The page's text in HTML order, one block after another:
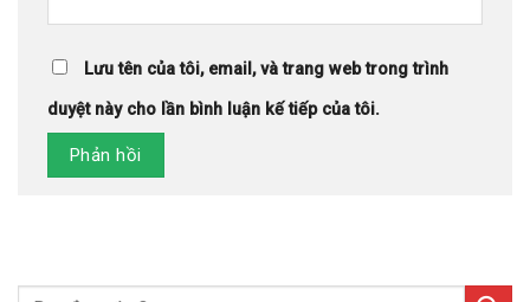
Lưu tên của tôi, email, và trang web trong trình
duyệt này cho lần bình luận kế tiếp của tôi.